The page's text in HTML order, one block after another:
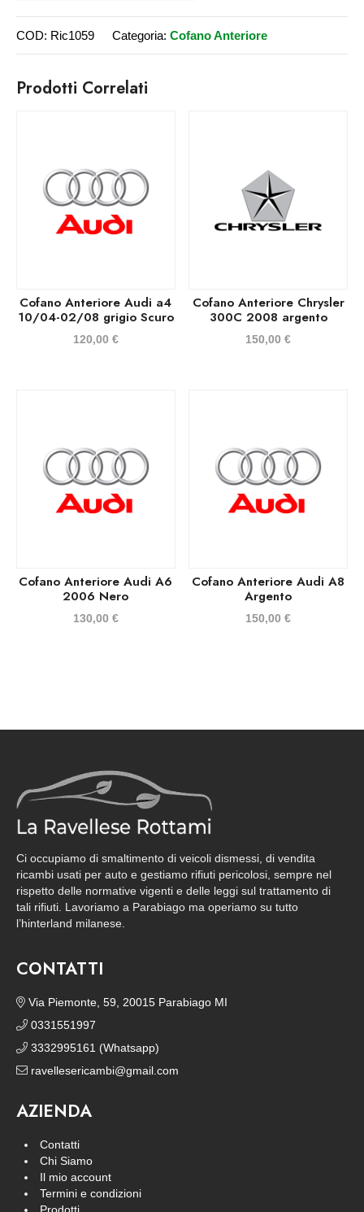
COD: Ric1059 Categoria: Cofano Anteriore
Prodotti Correlati
Cofano Anteriore Audi a4
10/04-02/08 grigio Scuro
120,00 €
Cofano Anteriore Chrysler
300C 2008 argento
150,00€
Cofano Anteriore Audi A6
2006 Nero
130,00 €
Cofano Anteriore Audi A8
Argento
150,00€
Ci occupiamo di smaltimento di veicoli dismessi, di vendita
ricambi usati per auto e gestiamo rifiuti pericolosi, sempre nel
rispetto delle normative vigenti e delle leggi sul trattamento di
tali rifiuti. Lavoriamo a Parabiago ma operiamo su tutto
l’hinterland milanese.
CONTATTI
Via Piemonte, 59, 20015 Parabiago MI
0331551997
3332995161 (Whatsapp)
ravellesericambi@gmail.com
AZIENDA
Contatti
Chi Siamo
Il mio account
Termini e condizioni
Prodotti